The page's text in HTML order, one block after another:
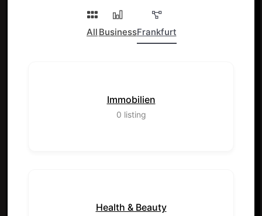
All BusinessFrankfurt
Immobilien
0 listing
Health & Beauty